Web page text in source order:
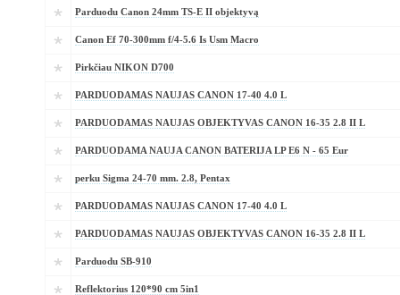
Parduodu Canon 24mm TS-E II objektyvą
Canon Ef 70-300mm f/4-5.6 Is Usm Macro
Pirkčiau NIKON D700
PARDUODAMAS NAUJAS CANON 17-40 4.0 L
PARDUODAMAS NAUJAS OBJEKTYVAS CANON 16-35 2.8 II L
PARDUODAMA NAUJA CANON BATERIJA LP E6 N - 65 Eur
perku Sigma 24-70 mm. 2.8, Pentax
PARDUODAMAS NAUJAS CANON 17-40 4.0 L
PARDUODAMAS NAUJAS OBJEKTYVAS CANON 16-35 2.8 II L
Parduodu SB-910
Reflektorius 120*90 cm 5in1